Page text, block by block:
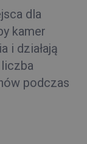
dla
kamer
i działają
podczas